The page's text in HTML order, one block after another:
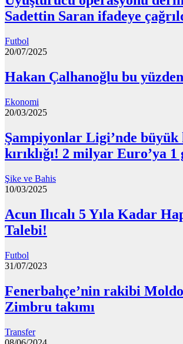
Sadettin Saran ifadeye
Futbol
20/07/2025
Hakan Çalhanoğlu bu
Ekonomi
20/03/2025
Şampiyonlar Ligi’nde büyük
kırıklığı! 2 milyar Euro’ya
Şike ve Bahis
10/03/2025
Acun Ilıcalı 5 Yıla Kadar
Talebi!
Futbol
31/07/2023
Fenerbahçe’nin rakibi
Zimbru takımı
Transfer